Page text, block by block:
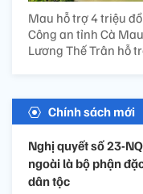
Mau hỗ trợ 4 triệu
Công an tỉnh Cà
Lương Thế Trân hỗ
Chính sách mới
Nghị quyết số 23-
ngoài là bộ phận
dân tộc